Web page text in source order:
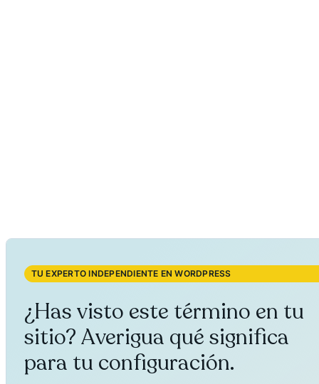
TU EXPERTO INDEPENDIENTE EN WORDPRESS
¿Has visto este término en tu
sitio? Averigua qué significa
para tu configuración.